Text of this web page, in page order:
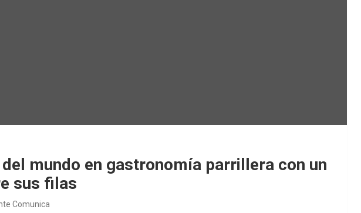
mundo en gastronomía parrillera con un
sus filas
Comunica